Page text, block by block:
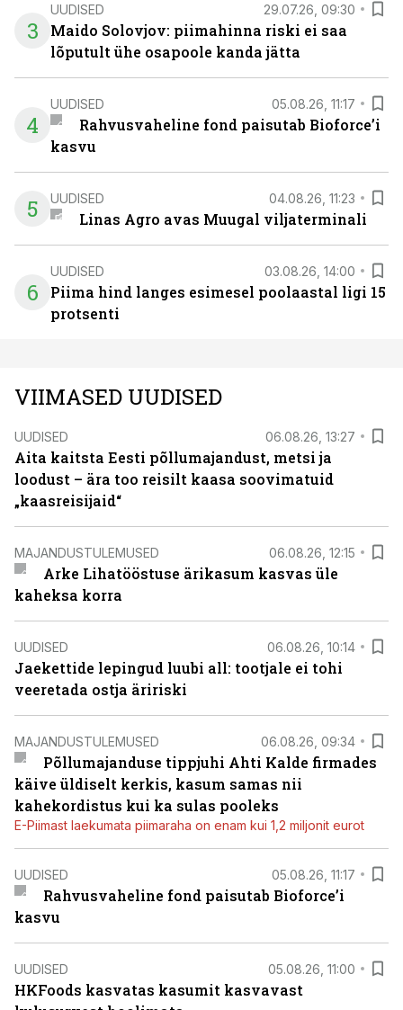
3
UUDISED 29.07.26, 09:30
Maido Solovjov: piimahinna riski ei saa
lõputult ühe osapoole kanda jätta
4
UUDISED 05.08.26, 11:17
Rahvusvaheline fond paisutab Bioforce’i
kasvu
5 UUDISED 04.08.26, 11:23
Linas Agro avas Muugal viljaterminali
6
UUDISED 03.08.26, 14:00
Piima hind langes esimesel poolaastal ligi 15
protsenti
VIIMASED UUDISED
UUDISED 06.08.26, 13:27
Aita kaitsta Eesti põllumajandust, metsi ja
loodust – ära too reisilt kaasa soovimatuid
„kaasreisijaid“
MAJANDUSTULEMUSED 06.08.26, 12:15
Arke Lihatööstuse ärikasum kasvas üle
kaheksa korra
UUDISED 06.08.26, 10:14
Jaekettide lepingud luubi all: tootjale ei tohi
veeretada ostja äririski
MAJANDUSTULEMUSED 06.08.26, 09:34
Põllumajanduse tippjuhi Ahti Kalde firmades
käive üldiselt kerkis, kasum samas nii
kahekordistus kui ka sulas pooleks
E-Piimast laekumata piimaraha on enam kui 1,2 miljonit eurot
UUDISED 05.08.26, 11:17
Rahvusvaheline fond paisutab Bioforce’i
kasvu
UUDISED 05.08.26, 11:00
HKFoods kasvatas kasumit kasvavast